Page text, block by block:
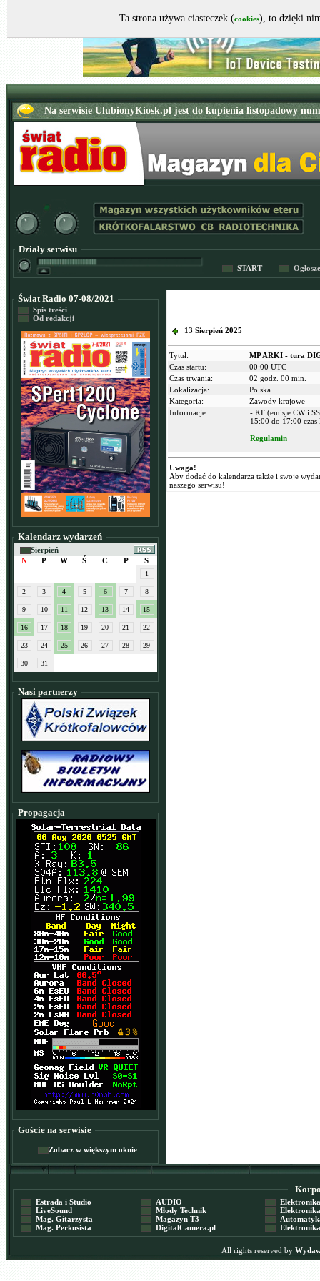
Działy serwisu
START
Świat Radio 07-08/2021
Spis treści
Od redakcji
Kalendarz wydarzeń
Sierpień
N
P W Ś C P S
1
2 3 4 5 6 7 8
9 10 11 12 13 14 15
16 17 18 19 20 21 22
23 24 25 26 27 28 29
30 31
Nasi partnerzy
Propagacja
Goście na serwisie
Zobacz w większym oknie
13 Sierpień 2025
Tytuł:
MP ARKI - tura
Czas startu:
00:00 UTC
Czas trwania:
02 godz. 00 min.
Lokalizacja:
Polska
Kategoria:
Zawody krajowe
Informacje:
- KF (emisje CW i
15:00 do 17:00
Regulamin
Uwaga!
Aby dodać do kalendarza także i swoje
naszego serwisu!
Estrada i Studio
LiveSound
Mag. Gitarzysta
Mag. Perkusista
AUDIO
Młody Technik
Magazyn T3
DigitalCamera.pl
Elektronika
Elektronika
Automatyka
Elektronika
All rights reserved by
Ta strona używa ciasteczek (cookies), to dzięki